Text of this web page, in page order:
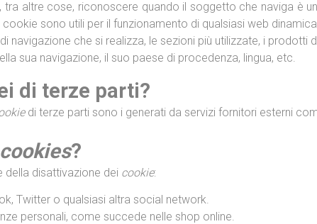
altre cose, riconoscere quando il soggetto che naviga è
sono utili per il funzionamento di qualsiasi web
che si realizza, le sezioni più utilizzate, i prodotti
sua navigazione, il suo paese di procedenza, lingua, etc.
di terze parti?
di terze parti sono i generati da servizi fornitori esterni
cookies?
della disattivazione dei cookie:
Twitter o qualsiasi altra social network.
personali, come succede nelle shop online.